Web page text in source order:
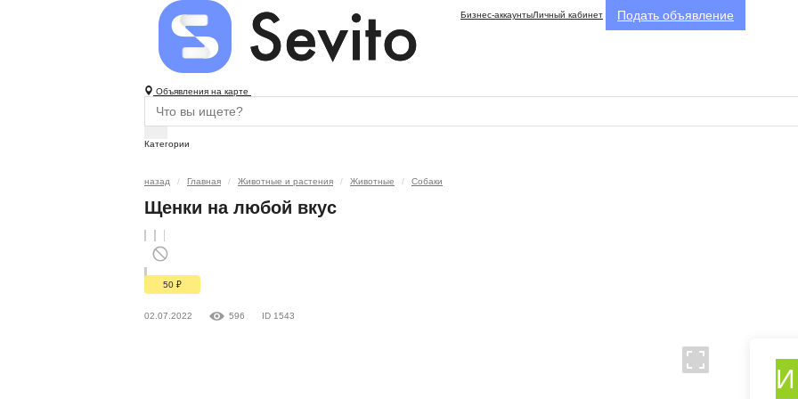
Бизнес-аккаунтыЛичный кабинет Подать объявление
Объявления на карте
Категории
назад Главная Животные и растения Животные Собаки
Щенки на любой вкус
50 ₽
02.07.2022 596 ID 1543
И